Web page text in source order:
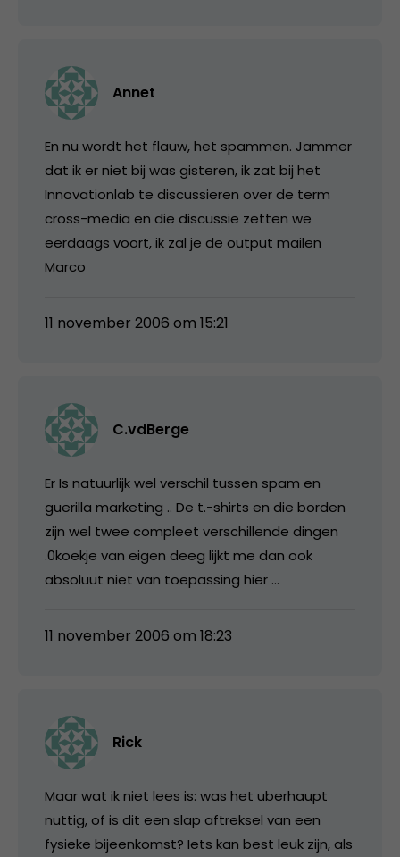
Annet
En nu wordt het flauw, het spammen. Jammer
dat ik er niet bij was gisteren, ik zat bij het
Innovationlab te discussieren over de term
cross-media en die discussie zetten we
eerdaags voort, ik zal je de output mailen
Marco
11 november 2006 om 15:21
C.vdBerge
Er Is natuurlijk wel verschil tussen spam en
guerilla marketing .. De t.-shirts en die borden
zijn wel twee compleet verschillende dingen
.0koekje van eigen deeg lijkt me dan ook
absoluut niet van toepassing hier …
11 november 2006 om 18:23
Rick
Maar wat ik niet lees is: was het uberhaupt
nuttig, of is dit een slap aftreksel van een
fysieke bijeenkomst? Iets kan best leuk zijn, als